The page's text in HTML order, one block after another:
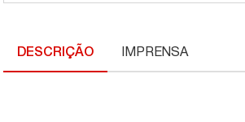
DESCRIÇÃO IMPRENSA